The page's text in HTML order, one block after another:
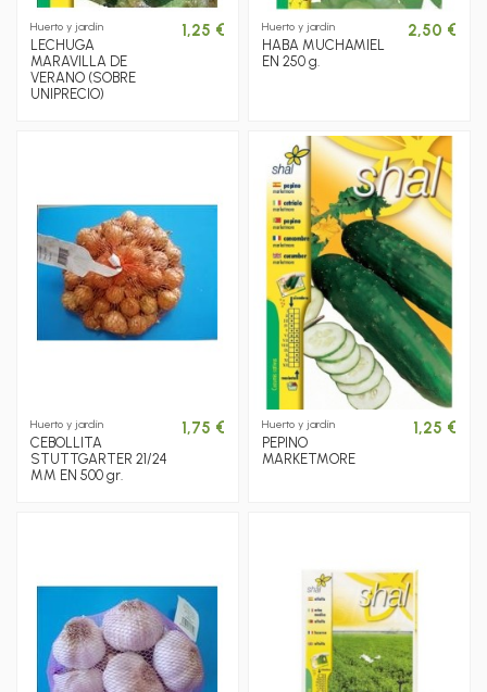
Huerto y jardín
LECHUGA
MARAVILLA DE
VERANO (SOBRE
UNIPRECIO)
1,25 € Huerto y jardín
HABA MUCHAMIEL
EN 250 g.
2,50 €
Huerto y jardín
CEBOLLITA
STUTTGARTER 21/24
MM EN 500 gr.
1,75 € Huerto y jardín
PEPINO
MARKETMORE
1,25 €